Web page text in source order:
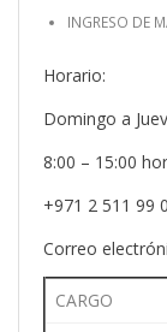
INGRESO DE
Horario:
Domingo a
8:00 – 15:00
+971 2 511 99
Correo
CARGO